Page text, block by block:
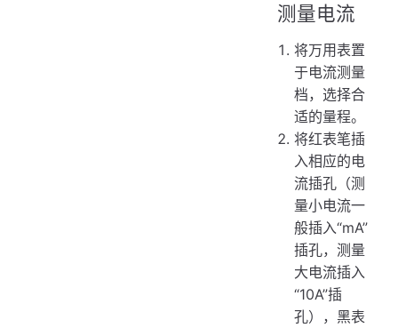
测量电流
将万用表置
于电流测量
档，选择合
适的量程。
将红表笔插
入相应的电
流插孔（测
量小电流一
般插入“mA”
插孔，测量
大电流插入
“10A”插
孔），黑表